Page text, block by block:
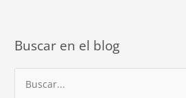
que
Buscar en el blog